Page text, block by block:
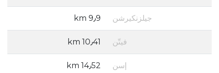
جيلزنكيرشن 9٫9 km
فيتّن 10٫41 km
إسن 14٫52 km